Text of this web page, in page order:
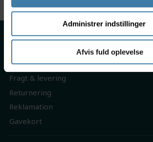
Administrer indstillinger
Afvis fuld oplevelse
Om os
Handelsbetingelser
Persondatapolitik
Fragt & levering
Returnering
Reklamation
Gavekort